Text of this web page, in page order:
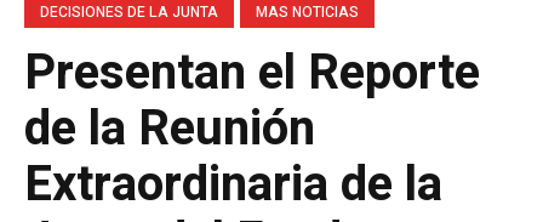
DECISIONES DE LA JUNTA MAS NOTICIAS
Presentan el Reporte
de la Reunión
Extraordinaria de la